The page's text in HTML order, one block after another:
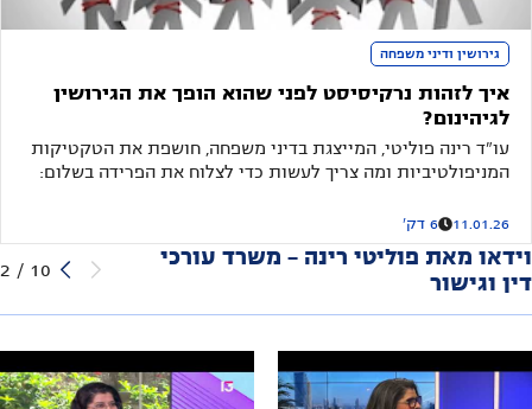
גירושין ודיני משפחה
איך לזהות נרקיסיסט לפני שהוא הופך את הגירושין
לגיהינום?
עו"ד רינה פוליטי, המייצגת בדיני משפחה, חושפת את הטקטיקות
המניפולטיביות ומה צריך לעשות כדי לצלוח את הפרידה בשלום:
מישהו שמטרתו לנצח בכל מחיר"
11.01.26 6 דק'
וידאו מאת פוליטי רינה - משרד עורכי
דין וגישור
10
/
2